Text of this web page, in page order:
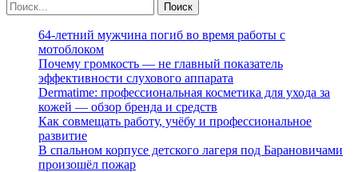
64-летний мужчина погиб во время работы с
мотоблоком
Почему громкость — не главный показатель
эффективности слухового аппарата
Dermatime: профессиональная косметика для ухода за
кожей — обзор бренда и средств
Как совмещать работу, учёбу и профессиональное
развитие
В спальном корпусе детского лагеря под Барановичами
произошёл пожар